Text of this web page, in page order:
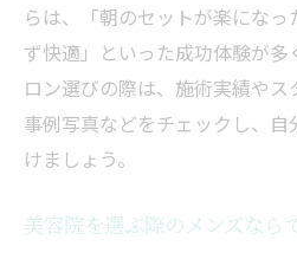
らは、「朝のセットが楽にな
ず快適」といった成功体験が多
ロン選びの際は、施術実績や
事例写真などをチェックし、
けましょう。
美容院を選ぶ際のメンズなら